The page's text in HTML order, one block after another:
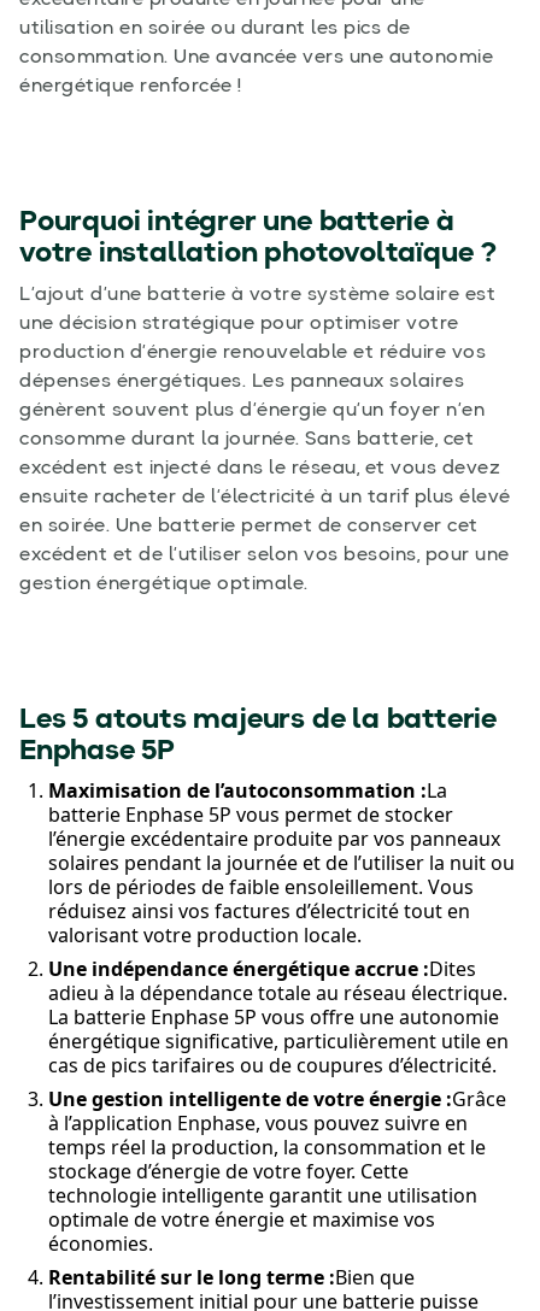
utilisation en soirée ou durant les pics de
consommation. Une avancée vers une autonomie
énergétique renforcée !
Pourquoi intégrer une batterie à
votre installation photovoltaïque ?
L’ajout d’une batterie à votre système solaire est
une décision stratégique pour optimiser votre
production d’énergie renouvelable et réduire vos
dépenses énergétiques. Les panneaux solaires
génèrent souvent plus d’énergie qu’un foyer n’en
consomme durant la journée. Sans batterie, cet
excédent est injecté dans le réseau, et vous devez
ensuite racheter de l’électricité à un tarif plus élevé
en soirée. Une batterie permet de conserver cet
excédent et de l’utiliser selon vos besoins, pour une
gestion énergétique optimale.
Les 5 atouts majeurs de la batterie
Enphase 5P
Maximisation de l’autoconsommation :La
batterie Enphase 5P vous permet de stocker
l’énergie excédentaire produite par vos panneaux
solaires pendant la journée et de l’utiliser la nuit ou
lors de périodes de faible ensoleillement. Vous
réduisez ainsi vos factures d’électricité tout en
valorisant votre production locale.
Une indépendance énergétique accrue :Dites
adieu à la dépendance totale au réseau électrique.
La batterie Enphase 5P vous offre une autonomie
énergétique significative, particulièrement utile en
cas de pics tarifaires ou de coupures d’électricité.
Une gestion intelligente de votre énergie :Grâce
à l’application Enphase, vous pouvez suivre en
temps réel la production, la consommation et le
stockage d’énergie de votre foyer. Cette
technologie intelligente garantit une utilisation
optimale de votre énergie et maximise vos
économies.
Rentabilité sur le long terme :Bien que
l’investissement initial pour une batterie puisse